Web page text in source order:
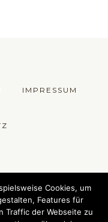
IMPRESSUM
Cookies, um
Features für
Traffic der Webseite zu